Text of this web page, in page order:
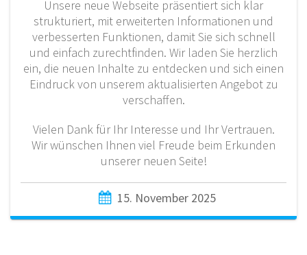
Unsere neue Webseite präsentiert sich klar
strukturiert, mit erweiterten Informationen und
verbesserten Funktionen, damit Sie sich schnell
und einfach zurechtfinden. Wir laden Sie herzlich
ein, die neuen Inhalte zu entdecken und sich einen
Eindruck von unserem aktualisierten Angebot zu
verschaffen.
Vielen Dank für Ihr Interesse und Ihr Vertrauen.
Wir wünschen Ihnen viel Freude beim Erkunden
unserer neuen Seite!
15. November 2025